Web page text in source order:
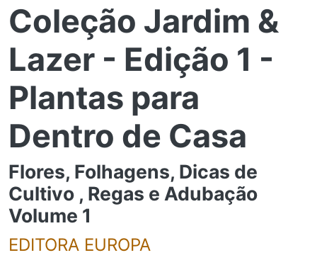
Coleção Jardim &
Lazer - Edição 1 -
Plantas para
Dentro de Casa
Flores, Folhagens, Dicas de
Cultivo , Regas e Adubação
Volume 1
EDITORA EUROPA